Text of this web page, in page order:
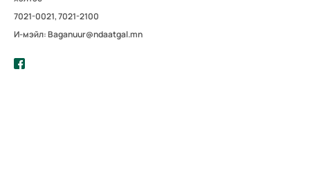
7021-0021, 7021-2100
И-мэйл: Baganuur@ndaatgal.mn